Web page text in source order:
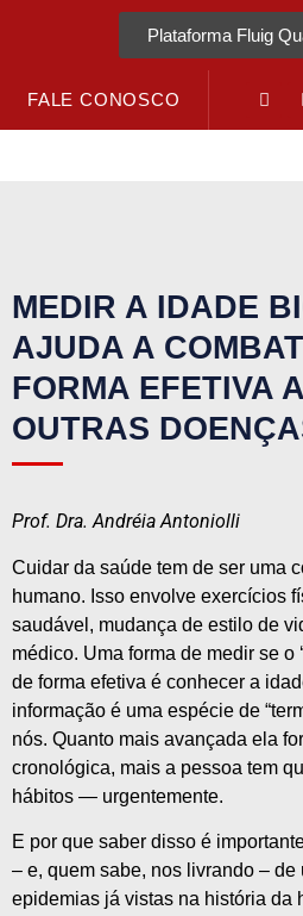
Plataforma Fluig
FALE CONOSCO
MEDIR A IDADE
AJUDA A
FORMA EFETIVA
OUTRAS
Prof. Dra. Andréia Antoniolli
Cuidar da saúde tem de ser uma
humano. Isso envolve exercícios
saudável, mudança de estilo de
médico. Uma forma de medir se o
de forma efetiva é conhecer a
informação é uma espécie de
nós. Quanto mais avançada ela
cronológica, mais a pessoa tem
hábitos — urgentemente.
E por que saber disso é
– e, quem sabe, nos livrando – de
epidemias já vistas na história da